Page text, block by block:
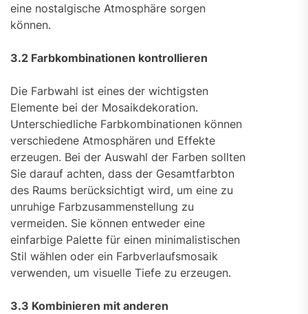
eine nostalgische Atmosphäre sorgen
können.
3.2 Farbkombinationen kontrollieren
Die Farbwahl ist eines der wichtigsten
Elemente bei der Mosaikdekoration.
Unterschiedliche Farbkombinationen können
verschiedene Atmosphären und Effekte
erzeugen. Bei der Auswahl der Farben sollten
Sie darauf achten, dass der Gesamtfarbton
des Raums berücksichtigt wird, um eine zu
unruhige Farbzusammenstellung zu
vermeiden. Sie können entweder eine
einfarbige Palette für einen minimalistischen
Stil wählen oder ein Farbverlaufsmosaik
verwenden, um visuelle Tiefe zu erzeugen.
3.3 Kombinieren mit anderen